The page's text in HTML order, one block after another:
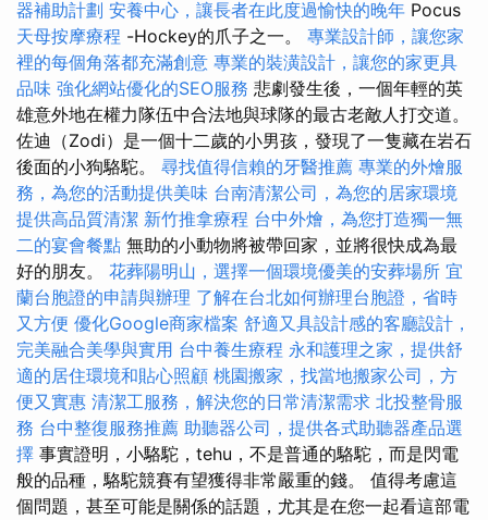
器補助計劃 安養中心，讓長者在此度過愉快的晚年 Pocus
天母按摩療程 -Hockey的爪子之一。 專業設計師，讓您家
裡的每個角落都充滿創意 專業的裝潢設計，讓您的家更具
品味 強化網站優化的SEO服務 悲劇發生後，一個年輕的英
雄意外地在權力隊伍中合法地與球隊的最古老敵人打交道。
佐迪（Zodi）是一個十二歲的小男孩，發現了一隻藏在岩石
後面的小狗駱駝。 尋找值得信賴的牙醫推薦 專業的外燴服
務，為您的活動提供美味 台南清潔公司，為您的居家環境
提供高品質清潔 新竹推拿療程 台中外燴，為您打造獨一無
二的宴會餐點 無助的小動物將被帶回家，並將很快成為最
好的朋友。 花葬陽明山，選擇一個環境優美的安葬場所 宜
蘭台胞證的申請與辦理 了解在台北如何辦理台胞證，省時
又方便 優化Google商家檔案 舒適又具設計感的客廳設計，
完美融合美學與實用 台中養生療程 永和護理之家，提供舒
適的居住環境和貼心照顧 桃園搬家，找當地搬家公司，方
便又實惠 清潔工服務，解決您的日常清潔需求 北投整骨服
務 台中整復服務推薦 助聽器公司，提供各式助聽器產品選
擇 事實證明，小駱駝，tehu，不是普通的駱駝，而是閃電
般的品種，駱駝競賽有望獲得非常嚴重的錢。 值得考慮這
個問題，甚至可能是關係的話題，尤其是在您一起看這部電